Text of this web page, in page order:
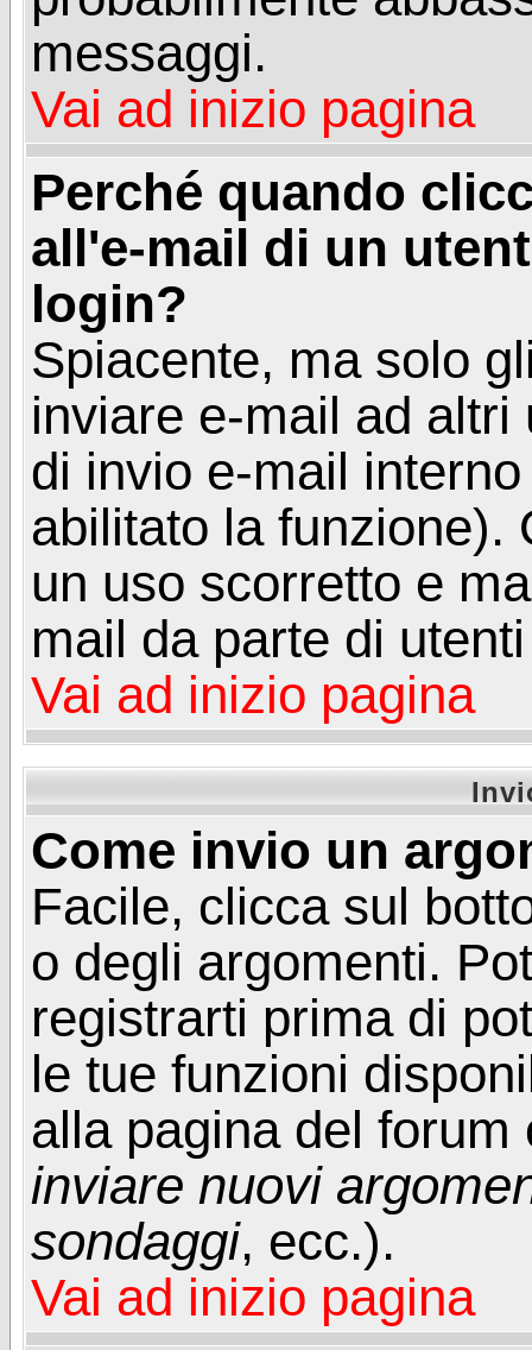
messaggi.
Vai ad inizio pagina
Perché quando
all'e-mail di un
login?
Spiacente, ma solo
inviare e-mail ad
di invio e-mail
abilitato la funzione).
un uso scorretto e
mail da parte di
Vai ad inizio pagina
Come invio un
Facile, clicca sul
o degli argomenti.
registrarti prima di
le tue funzioni
alla pagina del
inviare nuovi
sondaggi, ecc.).
Vai ad inizio pagina